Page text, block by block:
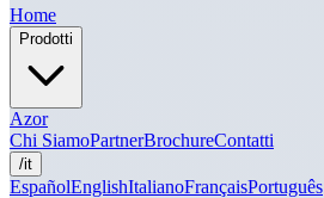
Home
Prodotti
Azor
Chi SiamoPartnerBrochureContatti
/it
EspañolEnglishItalianoFrançaisPortuguês